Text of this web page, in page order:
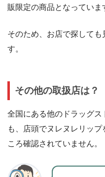
販限定の商品となっていま
そのため、お店で探して
す。
その他の取扱店は？
全国にある他のドラッグ
も、店頭でヌレヌレリッ
ころ確認されていません。